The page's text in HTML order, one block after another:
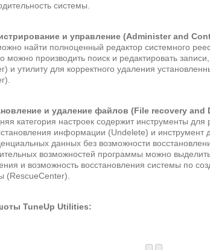
системы.
и управление (Administer and
найти полноценный редактор системного
можно производить поиск и редактировать
и утилиту для корректного удаления
и удаление файлов (File recovery and
категория настроек содержит инструменты
информации (Undelete) и инструмент
данных без возможности
возможностей программы можно
и возможность восстановления системы по
(RescueCenter).
TuneUp Utilities: